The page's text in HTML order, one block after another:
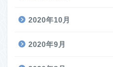
2020年10月
2020年9月